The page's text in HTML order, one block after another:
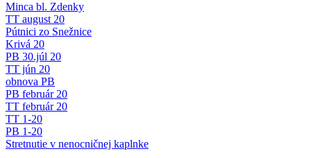
Minca bl. Zdenky
TT august 20
Pútnici zo Snežnice
Krivá 20
PB 30.júl 20
TT jún 20
obnova PB
PB február 20
TT február 20
TT 1-20
PB 1-20
Stretnutie v nenocničnej kaplnke